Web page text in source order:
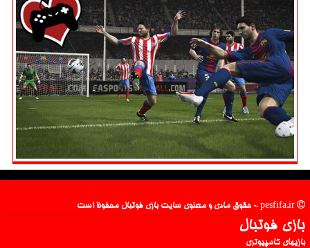
بازی فوتبال
بازیهای کامپیوتری